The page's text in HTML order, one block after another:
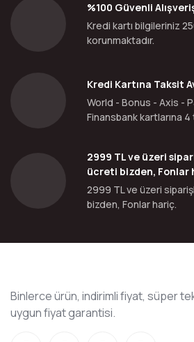
%100 Güvenli
Kredi kartı bilgileriniz
korunmaktadır.
Kredi Kartına Taksit
World - Bonus - Axis -
Finansbank kartlarına 4
2999 TL ve üzeri
ücreti bizden, Fonlar
2999 TL ve üzeri
bizden, Fonlar hariç.
Binlerce ürün, indirimli fiyat, süper
uygun fiyat garantisi.